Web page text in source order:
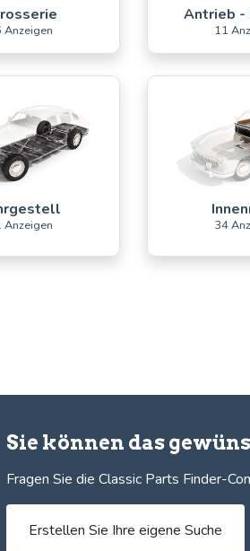
Anzeigen
Antrieb -
11
Anzeigen 34
Sie können das
Fragen Sie die Classic Parts Finder-
Erstellen Sie Ihre eigene Suche